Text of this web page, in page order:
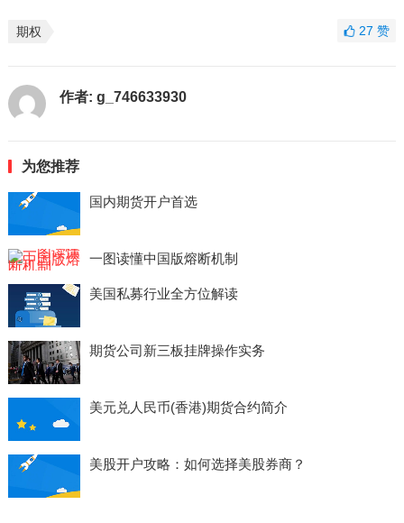
期权 27赞
作者: g_746633930
为您推荐
国内期货开户首选
一图读懂中国版熔断机制
美国私募行业全方位解读
期货公司新三板挂牌操作实务
美元兑人民币(香港)期货合约简介
美股开户攻略：如何选择美股券商？